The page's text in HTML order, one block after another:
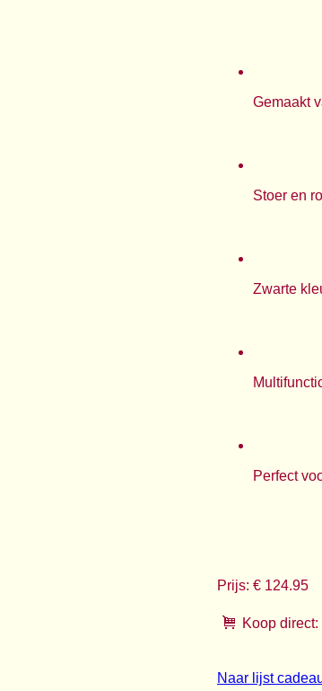
Gemaakt
Stoer en
Zwarte
Perfect
Prijs: € 124.95
Koop direct:
Naar lijst